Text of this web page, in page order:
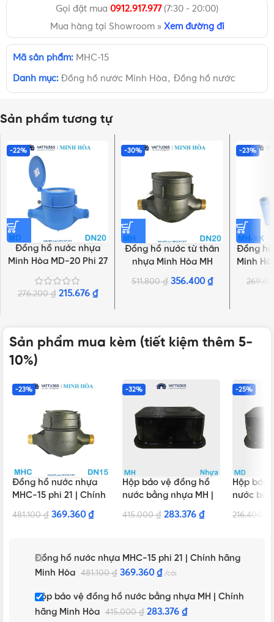
Gọi đặt mua 0912.917.977(7:30 - 20:00)
Mua hàng tại Showroom » Xem đường đi
Mã sản phẩm: MHC-15
Danh mục: Đồng hồ nước Minh Hòa , Đồng hồ nước
Sản phẩm tương tự
-22%
Đồng hồ nước nhựa
Minh Hòa MD-20 Phi 27
276.200₫ 215.676 ₫
-30%
Đồng hồ nước từ thân
nhựa Minh Hòa MH
DN20 | Chính hãng
511.800₫ 356.400₫
-23%
Đồng
Minh
Sản phẩm mua kèm (tiết kiệm thêm 5-
10%)
-23%
Đồng hồ nước nhựa
MHC-15 phi 21 | Chính
hãng Minh Hòa
481.100₫ 369.360 ₫
-32%
Hộp bảo vệ đồng hồ
nước bằng nhựa MH |
Chính hãng Minh Hòa
415.000₫ 283.376 ₫
-25%
Hộp bảo
nước
216.400
Đồng hồ nước nhựa MHC-15 phi 21 | Chính hãng
Minh Hòa
481.100₫ 369.360 ₫ cái
Hộp bảo vệ đồng hồ nước bằng nhựa MH | Chính
hãng Minh Hòa
415.000₫ 283.376 ₫